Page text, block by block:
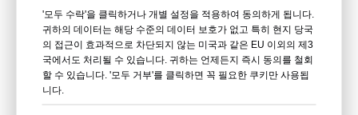
'모두 수락'을 클릭하거나 개별 설정을 적용하여 동의하게 됩니다.
귀하의 데이터는 해당 수준의 데이터 보호가 없고 특히 현지 당국
의 접근이 효과적으로 차단되지 않는 미국과 같은 EU 이외의 제3
국에서도 처리될 수 있습니다. 귀하는 언제든지 즉시 동의를 철회
할 수 있습니다. '모두 거부'를 클릭하면 꼭 필요한 쿠키만 사용됩
니다.